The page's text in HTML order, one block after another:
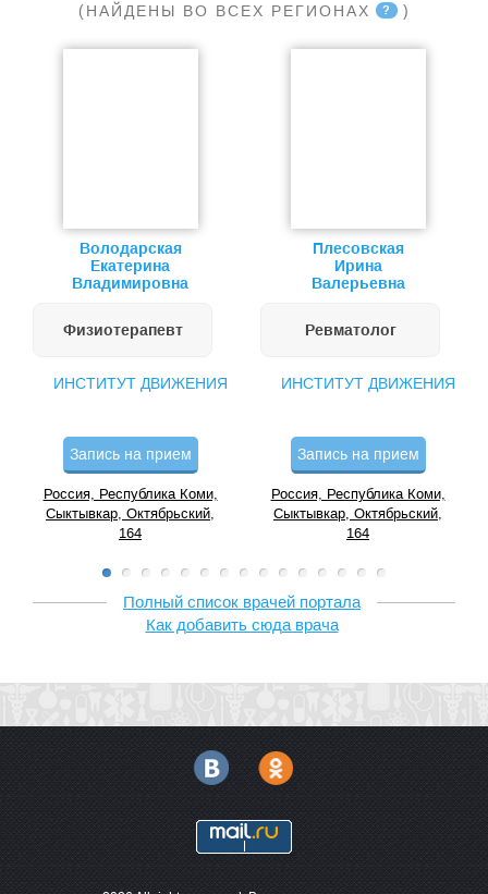
(НАЙДЕНЫ ВО ВСЕХ РЕГИОНАХ ? )
Володарская
Екатерина
Владимировна
Физиотерапевт
ИНСТИТУТ ДВИЖЕНИЯ
Запись на прием
Россия, Республика Коми,
Сыктывкар, Октябрьский,
164
Плесовская
Ирина
Валерьевна
Ревматолог
ИНСТИТУТ ДВИЖЕНИЯ
Запись на прием
Россия, Республика Коми,
Сыктывкар, Октябрьский,
164
Полный список врачей портала
Как добавить сюда врача